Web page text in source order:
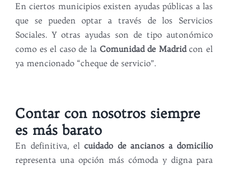
En ciertos municipios existen ayudas públicas a las
que se pueden optar a través de los Servicios
Sociales. Y otras ayudas son de tipo autonómico
como es el caso de la Comunidad de Madridcon el
ya mencionado “cheque de servicio”.
Contar con nosotros siempre
es más barato
En definitiva, elcuidado de ancianos a domicilio
representa una opción más cómoda y digna para